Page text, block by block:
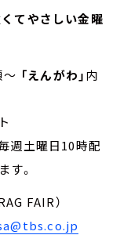
てやさしい金曜
～ 「えんがわ」内
週土曜日10時配
す。
FAIR）